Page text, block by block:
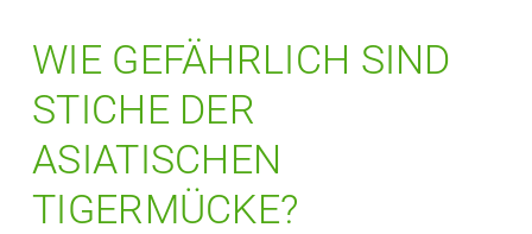
WIE GEFÄHRLICH SIND
STICHE DER
ASIATISCHEN
TIGERMÜCKE?